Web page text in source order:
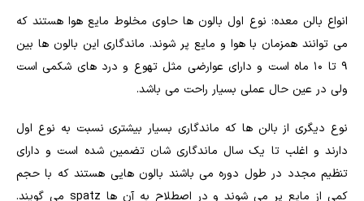
انواع بالن معده: نوع اول بالون ها حاوی مخلوط مایع هوا هستند که
می توانند همزمان با هوا و مایع پر شوند. ماندگاری این بالون ها بین
۹ تا ۱۰ ماه است و دارای عوارضی مثل تهوع و درد های شکمی است
ولی در عین حال عملی بسیار راحت می باشد.
نوع دیگری از بالن ها که ماندگاری بسیار بیشتری نسبت به نوع اول
دارند و اغلب تا یک سال ماندگاری شان تضمین شده است و دارای
تنظیم مجدد در طول دوره می باشند بالون هایی هستند که با حجم
کمی از مایع پر می شوند و در اصطلاح به آن ها spatz می گویند.